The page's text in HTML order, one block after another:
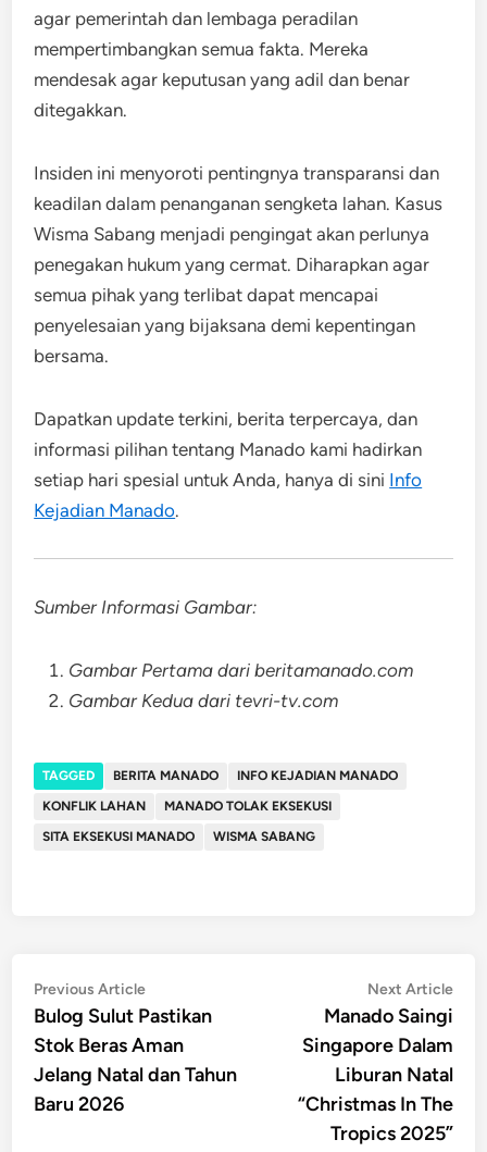
agar pemerintah dan lembaga peradilan
mempertimbangkan semua fakta. Mereka
mendesak agar keputusan yang adil dan benar
ditegakkan.
Insiden ini menyoroti pentingnya transparansi dan
keadilan dalam penanganan sengketa lahan. Kasus
Wisma Sabang menjadi pengingat akan perlunya
penegakan hukum yang cermat. Diharapkan agar
semua pihak yang terlibat dapat mencapai
penyelesaian yang bijaksana demi kepentingan
bersama.
Dapatkan update terkini, berita terpercaya, dan
informasi pilihan tentang Manado kami hadirkan
setiap hari spesial untuk Anda, hanya di sini Info
Kejadian Manado.
Sumber Informasi Gambar:
Gambar Pertama dari beritamanado.com
Gambar Kedua dari tevri-tv.com
TAGGED BERITA MANADO
INFO KEJADIAN MANADO
KONFLIK LAHAN
MANADO TOLAK EKSEKUSI
SITA EKSEKUSI MANADO
WISMA SABANG
Post
navigation
Previous ArticlePrevious
article:
Bulog Sulut Pastikan
Stok Beras Aman
Jelang Natal dan Tahun
Baru 2026
Next Article
Manado Saingi
Singapore Dalam
Liburan Natal
“Christmas In The
Tropics 2025”